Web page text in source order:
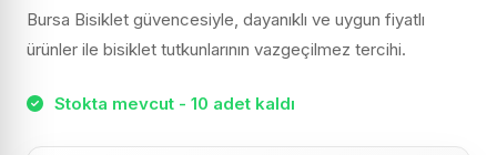
Bursa Bisiklet güvencesiyle, dayanıklı ve uygun fiyatlı
ürünler ile bisiklet tutkunlarının vazgeçilmez tercihi.
Stokta mevcut - 10 adet kaldı